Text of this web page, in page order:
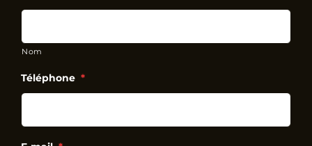
Nom
Téléphone *